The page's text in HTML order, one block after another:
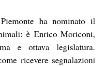
ha nominato il
è Enrico Moriconi,
e ottava legislatura.
ricevere segnalazioni